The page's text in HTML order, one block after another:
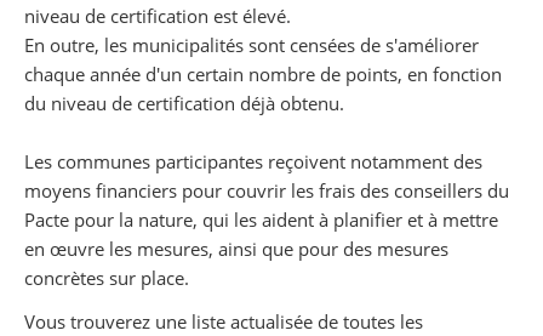
niveau de certification est élevé.
En outre, les municipalités sont censées de s'améliorer
chaque année d'un certain nombre de points, en fonction
du niveau de certification déjà obtenu.
Les communes participantes reçoivent notamment des
moyens financiers pour couvrir les frais des conseillers du
Pacte pour la nature, qui les aident à planifier et à mettre
en œuvre les mesures, ainsi que pour des mesures
concrètes sur place.
Vous trouverez une liste actualisée de toutes les